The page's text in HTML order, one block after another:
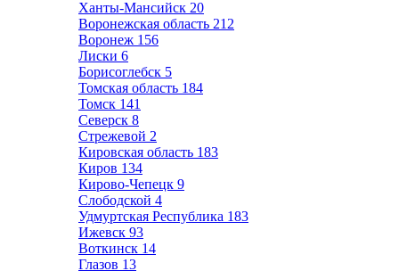
Ханты-Мансийск 20
Воронежская область 212
Воронеж 156
Лиски 6
Борисоглебск 5
Томская область 184
Томск 141
Северск 8
Стрежевой 2
Кировская область 183
Киров 134
Кирово-Чепецк 9
Слободской 4
Удмуртская Республика 183
Ижевск 93
Воткинск 14
Глазов 13